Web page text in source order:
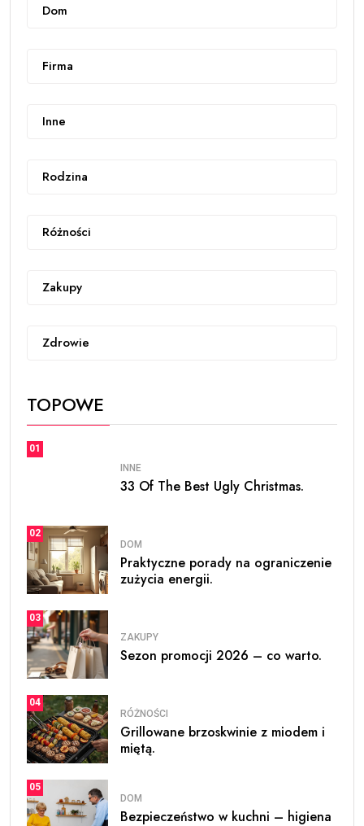
Dom
Firma
Inne
Rodzina
Różności
Zakupy
Zdrowie
TOPOWE
01
INNE
33 Of The Best Ugly Christmas.
02
DOM
Praktyczne porady na ograniczenie
zużycia energii.
03
ZAKUPY
Sezon promocji 2026 – co warto.
04
RÓŻNOŚCI
Grillowane brzoskwinie z miodem i
miętą.
05
DOM
Bezpieczeństwo w kuchni – higiena